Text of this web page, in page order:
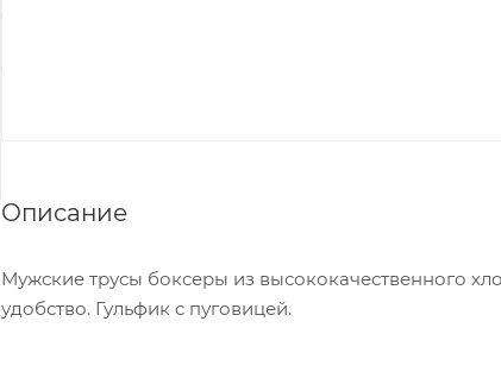
Описание
Мужские трусы боксеры из высококачественного
удобство. Гульфик с пуговицей.